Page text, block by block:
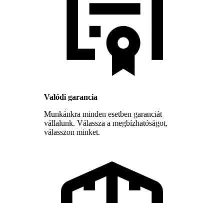
Valódi garancia
Munkánkra minden esetben garanciát
vállalunk. Válassza a megbízhatóságot,
válasszon minket.